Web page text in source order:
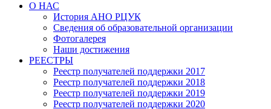
О НАС
История АНО РЦУК
Сведения об образовательной организации
Фотогалерея
Наши достижения
РЕЕСТРЫ
Реестр получателей поддержки 2017
Реестр получателей поддержки 2018
Реестр получателей поддержки 2019
Реестр получателей поддержки 2020